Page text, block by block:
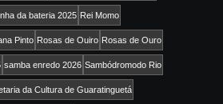
da bateria 2025 Rei Momo
Pinto Rosas de Ouiro Rosas de Ouro
samba enredo 2026 Sambódromodo Rio
da Cultura de Guaratinguetá